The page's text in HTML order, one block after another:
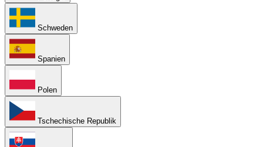
Schweden
Spanien
Polen
Tschechische Republik